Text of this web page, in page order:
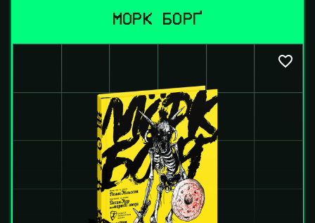
МОРК БОРҐ